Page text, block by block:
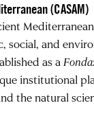
(CASAM)
social, and
as a
institutional
the natural